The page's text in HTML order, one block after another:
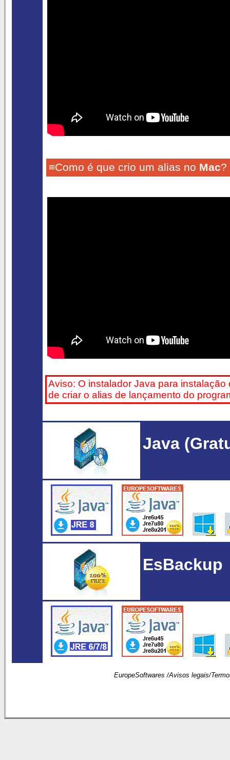
≡Como é que crio um alias no Mac?
Aviso: O instalador Java para
de criar o alias de lançamento do
Java
EsBackup
EuropeSoftwares /Avisos legais/